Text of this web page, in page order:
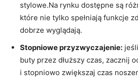
stylowe.Na rynku dostępne są
które nie tylko spełniają funkcje
dobrze wyglądają.
Stopniowe przyzwyczajenie:
buty przez dłuższy czas, zacznij
i stopniowo zwiększaj czas